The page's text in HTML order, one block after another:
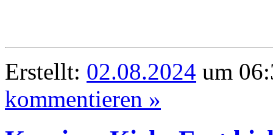
Erstellt: 02.08.2024 um
kommentieren »